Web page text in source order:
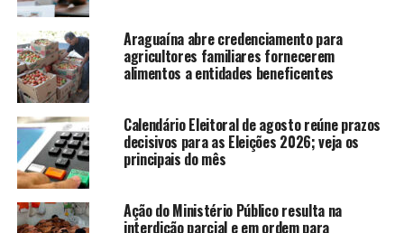
Araguaína abre credenciamento para
agricultores familiares fornecerem
alimentos a entidades beneficentes
Calendário Eleitoral de agosto reúne prazos
decisivos para as Eleições 2026; veja os
principais do mês
Ação do Ministério Público resulta na
interdição parcial e em ordem para